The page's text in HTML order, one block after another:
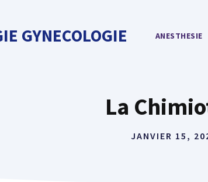
GYNECOLOGIE ANESTHESIE
La
JANVIER 15,